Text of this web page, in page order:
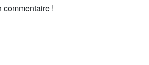
commentaire !